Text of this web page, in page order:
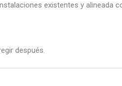
existentes y alineada
después.